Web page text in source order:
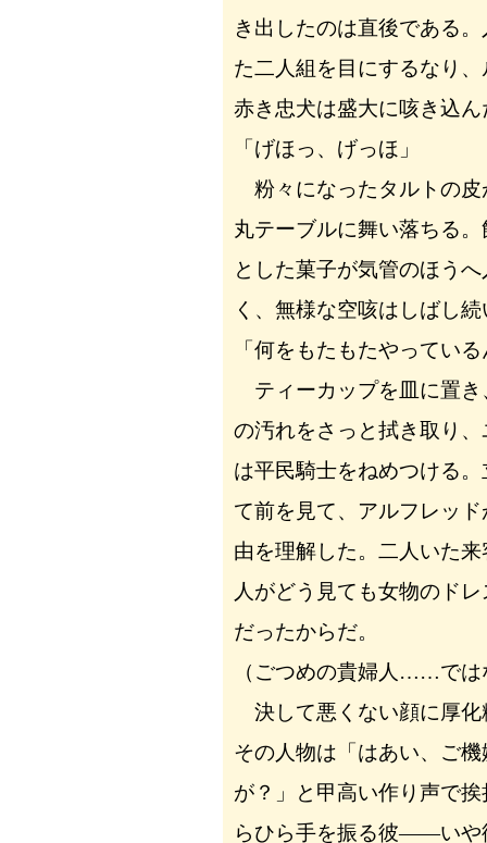
き出したのは直後である
た二人組を目にするなり
赤き忠犬は盛大に咳き込ん
「げほっ、げっほ」
粉々になったタルトの皮
丸テーブルに舞い落ちる
とした菓子が気管のほう
く、無様な空咳はしばし
「何をもたもたやってい
ティーカップを皿に置き
の汚れをさっと拭き取り
は平民騎士をねめつける
て前を見て、アルフレッ
由を理解した。二人いた
人がどう見ても女物のド
だったからだ。
（ごつめの貴婦人……では
決して悪くない顔に厚化
その人物は「はあい、ご機
が？」と甲高い作り声で
らひら手を振る彼――い